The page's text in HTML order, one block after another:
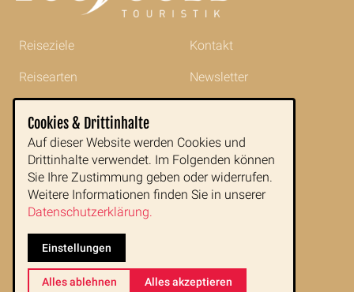
Reiseziele
Reisearten
Indochina im Portrait
Blog
Kontakt
Newsletter
AGB
Datenschutz
Zugvogeltouristik GmbH
Buchfeldgasse 16
1080 Wien
E-Mail: office@zugvogeltouristik.at
+43 1 890 77 00
Cookies & Drittinhalte
Auf dieser Website werden Cookies und
Drittinhalte verwendet. Im Folgenden können
Sie Ihre Zustimmung geben oder widerrufen.
Weitere Informationen finden Sie in unserer
Datenschutzerklärung.
Einstellungen
Alles ablehnen Alles akzeptieren